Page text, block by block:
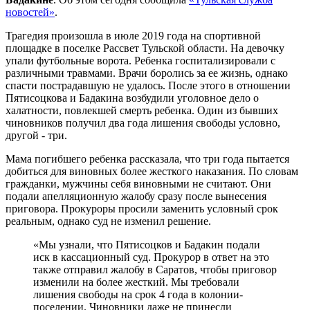
новостей».
Трагедия произошла в июле 2019 года на спортивной
площадке в поселке Рассвет Тульской области. На девочку
упали футбольные ворота. Ребенка госпитализировали с
различными травмами. Врачи боролись за ее жизнь, однако
спасти пострадавшую не удалось. После этого в отношении
Пятисоцкова и Бадакина возбудили уголовное дело о
халатности, повлекшей смерть ребенка. Один из бывших
чиновников получил два года лишения свободы условно,
другой - три.
Мама погибшего ребенка рассказала, что три года пытается
добиться для виновных более жесткого наказания. По словам
гражданки, мужчины себя виновными не считают. Они
подали апелляционную жалобу сразу после вынесения
приговора. Прокуроры просили заменить условный срок
реальным, однако суд не изменил решение.
«Мы узнали, что Пятисоцков и Бадакин подали
иск в кассационный суд. Прокурор в ответ на это
также отправил жалобу в Саратов, чтобы приговор
изменили на более жесткий. Мы требовали
лишения свободы на срок 4 года в колонии-
поселении. Чиновники даже не принесли